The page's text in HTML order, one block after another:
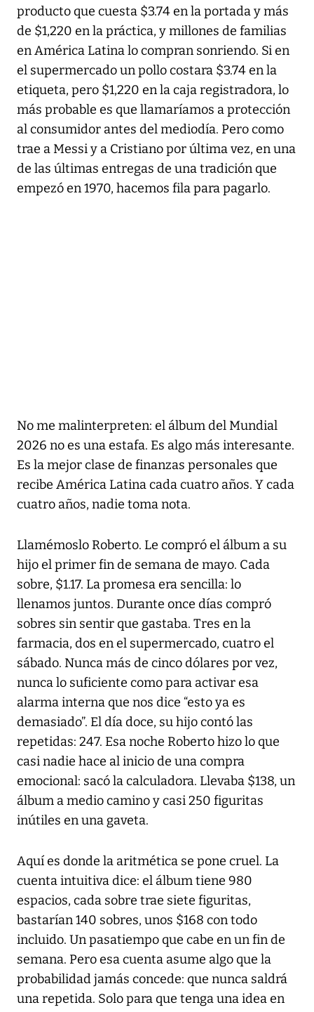
producto que cuesta $3.74 en la portada y más
de $1,220 en la práctica, y millones de familias
en América Latina lo compran sonriendo. Si en
el supermercado un pollo costara $3.74 en la
etiqueta, pero $1,220 en la caja registradora, lo
más probable es que llamaríamos a protección
al consumidor antes del mediodía. Pero como
trae a Messi y a Cristiano por última vez, en una
de las últimas entregas de una tradición que
empezó en 1970, hacemos fila para pagarlo.
No me malinterpreten: el álbum del Mundial
2026 no es una estafa. Es algo más interesante.
Es la mejor clase de finanzas personales que
recibe América Latina cada cuatro años. Y cada
cuatro años, nadie toma nota.
Llamémoslo Roberto. Le compró el álbum a su
hijo el primer fin de semana de mayo. Cada
sobre, $1.17. La promesa era sencilla: lo
llenamos juntos. Durante once días compró
sobres sin sentir que gastaba. Tres en la
farmacia, dos en el supermercado, cuatro el
sábado. Nunca más de cinco dólares por vez,
nunca lo suficiente como para activar esa
alarma interna que nos dice “esto ya es
demasiado”. El día doce, su hijo contó las
repetidas: 247. Esa noche Roberto hizo lo que
casi nadie hace al inicio de una compra
emocional: sacó la calculadora. Llevaba $138, un
álbum a medio camino y casi 250 figuritas
inútiles en una gaveta.
Aquí es donde la aritmética se pone cruel. La
cuenta intuitiva dice: el álbum tiene 980
espacios, cada sobre trae siete figuritas,
bastarían 140 sobres, unos $168 con todo
incluido. Un pasatiempo que cabe en un fin de
semana. Pero esa cuenta asume algo que la
probabilidad jamás concede: que nunca saldrá
una repetida. Solo para que tenga una idea en